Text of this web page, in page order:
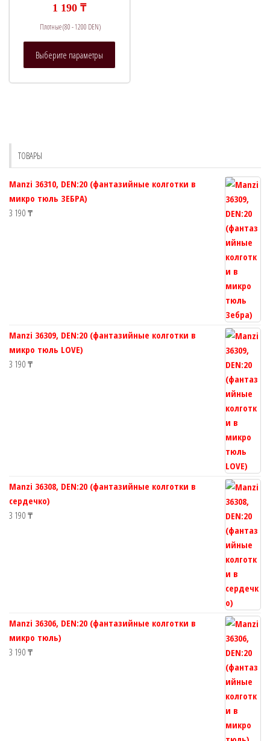
Метки товаров
1 190₸
Плотные (80 - 1200 DEN)
Выберите параметры
товара.
ТОВАРЫ
Manzi 36310, DEN:20 (фантазийные колготки в
микро тюль ЗЕБРА)
3 190 ₸
Manzi 36309, DEN:20 (фантазийные колготки в
микро тюль LOVE)
3 190 ₸
Manzi 36308, DEN:20 (фантазийные колготки в
сердечко)
3 190 ₸
Manzi 36306, DEN:20 (фантазийные колготки в
микро тюль)
3 190 ₸